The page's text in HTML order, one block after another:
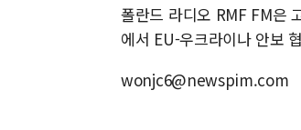
폴란드 라디오 RMF FM은
에서 EU-우크라이나 안보
wonjc6@newspim.com